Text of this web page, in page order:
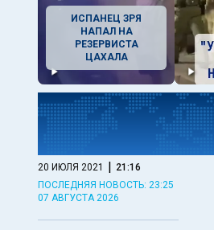
ИСПАНЕЦ ЗРЯ
НАПАЛ НА
РЕЗЕРВИСТА
ЦАХАЛА
20 ИЮЛЯ 2021 | 21:16
ПОСЛЕДНЯЯ НОВОСТЬ: 23:25
07 АВГУСТА 2026